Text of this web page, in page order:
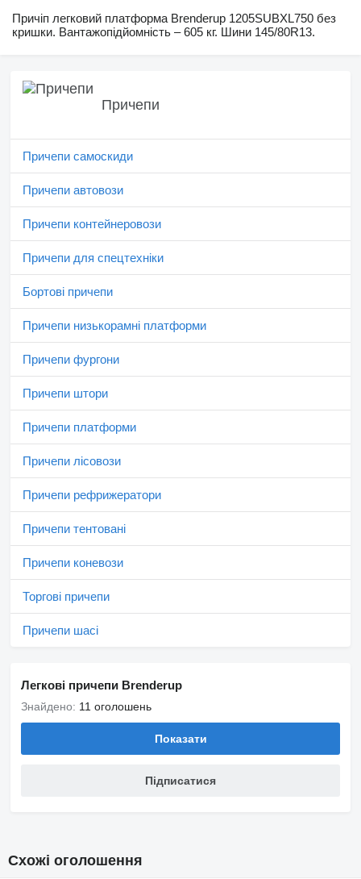
Причіп легковий платформа Brenderup 1205SUBXL750 без
кришки. Вантажопідйомність – 605 кг. Шини 145/80R13.
Причепи
Причепи самоскиди
Причепи автовози
Причепи контейнеровози
Причепи для спецтехніки
Бортові причепи
Причепи низькорамні платформи
Причепи фургони
Причепи штори
Причепи платформи
Причепи лісовози
Причепи рефрижератори
Причепи тентовані
Причепи коневози
Торгові причепи
Причепи шасі
Легкові причепи Brenderup
Знайдено: 11 оголошень
Показати
Підписатися
Схожі оголошення